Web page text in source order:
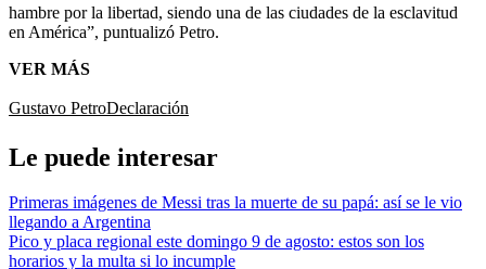
hambre por la libertad, siendo una de las ciudades de la esclavitud
en América”, puntualizó Petro.
VER MÁS
Gustavo PetroDeclaración
Le puede interesar
Primeras imágenes de Messi tras la muerte de su papá: así se le vio
llegando a Argentina
Pico y placa regional este domingo 9 de agosto: estos son los
horarios y la multa si lo incumple